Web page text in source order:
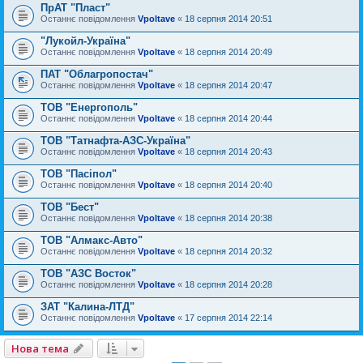
ПрАТ "Пласт"
Останнє повідомлення Vpoltave « 18 серпня 2014 20:51
"Лукойл-Україна"
Останнє повідомлення Vpoltave « 18 серпня 2014 20:49
ПАТ "Облагропостач"
Останнє повідомлення Vpoltave « 18 серпня 2014 20:47
ТОВ "Енергополь"
Останнє повідомлення Vpoltave « 18 серпня 2014 20:44
ТОВ "Татнафта-АЗС-Україна"
Останнє повідомлення Vpoltave « 18 серпня 2014 20:43
ТОВ "Пасіпол"
Останнє повідомлення Vpoltave « 18 серпня 2014 20:40
ТОВ "Бест"
Останнє повідомлення Vpoltave « 18 серпня 2014 20:38
ТОВ "Алмакс-Авто"
Останнє повідомлення Vpoltave « 18 серпня 2014 20:32
ТОВ "АЗС Восток"
Останнє повідомлення Vpoltave « 18 серпня 2014 20:28
ЗАТ "Калина-ЛТД"
Останнє повідомлення Vpoltave « 17 серпня 2014 22:14
Нова тема